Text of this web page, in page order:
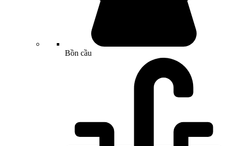
Bồn cầu